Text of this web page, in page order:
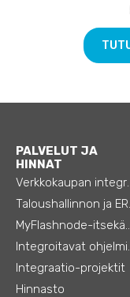
PALVELUT JA
HINNAT
MyFlashnode-
Integraatio-projektit
Hinnasto